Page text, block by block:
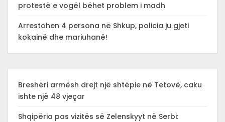
protestë e vogël bëhet problem i madh
Arrestohen 4 persona në Shkup, policia ju gjeti
kokainë dhe mariuhanë!
Breshëri armësh drejt një shtëpie në Tetovë, caku
ishte një 48 vjeçar
Shqipëria pas vizitës së Zelenskyyt në Serbi: